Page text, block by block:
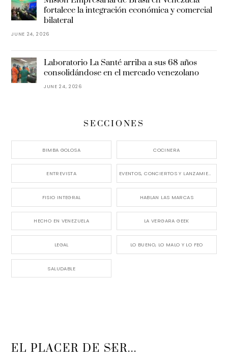
fortalece la integración económica y comercial
bilateral
JUNE 24, 2026
Laboratorio La Santé arriba a sus 68 años
consolidándose en el mercado venezolano
JUNE 24, 2026
SECCIONES
BIMBA GOLOSA COCINERA
ENTREVISTA EVENTOS, CONCIERTOS Y LANZAMIENTOS
FISIO INTEGRAL HABLAN LAS MARCAS
HECHO EN VENEZUELA LA VERGARA GEEK
LEGAL LO BUENO, LO MALO Y LO FEO
SALUDABLE
Back
EL PLACER DE SER...